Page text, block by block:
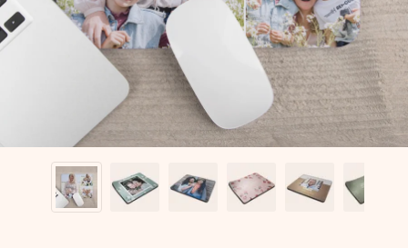
nopeammin kuin ehdit sanoa “yllätys!”